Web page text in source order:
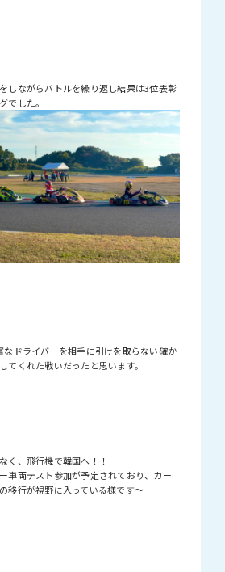
しながらバトルを繰り返し結果は3位表彰
でした。
なドライバーを相手に引けを取らない確か
てくれた戦いだったと思います。
く、飛行機で韓国へ！！
車両テスト参加が予定されており、カー
移行が視野に入っている様です〜